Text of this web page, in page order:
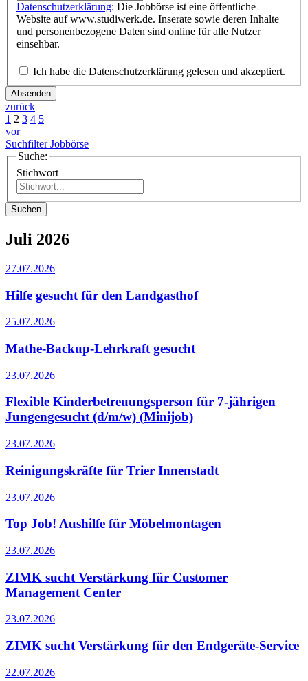
Datenschutzerklärung: Die Jobbörse ist eine öffentliche
Website auf www.studiwerk.de. Inserate sowie deren Inhalte
und personenbezogene Daten sind online für alle Nutzer
einsehbar.
Ich habe die Datenschutzerklärung gelesen und akzeptiert.
Absenden
zurück
1 2 3 4 5
vor
Suchfilter Jobbörse
Suche:
Stichwort
Suchen
Juli 2026
27.07.2026
Hilfe gesucht für den Landgasthof
25.07.2026
Mathe-Backup-Lehrkraft gesucht
23.07.2026
Flexible Kinderbetreuungsperson für 7-jährigen
Jungengesucht (d/m/w) (Minijob)
23.07.2026
Reinigungskräfte für Trier Innenstadt
23.07.2026
Top Job! Aushilfe für Möbelmontagen
23.07.2026
ZIMK sucht Verstärkung für Customer
Management Center
23.07.2026
ZIMK sucht Verstärkung für den Endgeräte-Service
22.07.2026